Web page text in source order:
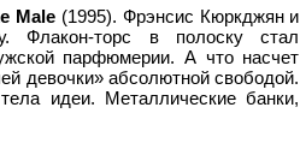
Male(1995). Фрэнсис Кюркджян и
Флакон-торс в полоску стал
парфюмерии. А что насчет
девочки» абсолютной свободой.
идеи. Металлические банки,